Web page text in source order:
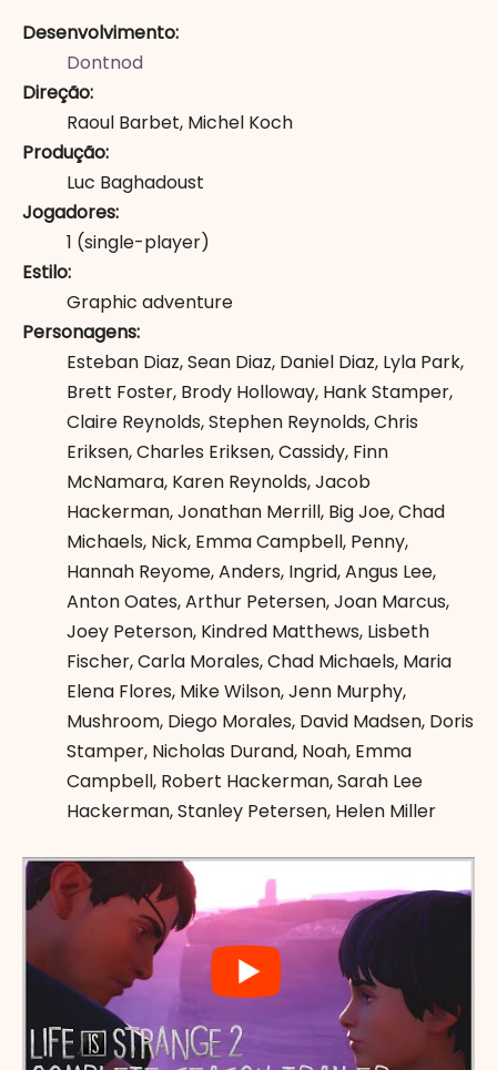
Desenvolvimento
Dontnod
Direção
Raoul Barbet, Michel Koch
Produção
Luc Baghadoust
Jogadores
1 (single-player)
Estilo
Graphic adventure
Personagens
Esteban Diaz,Sean Diaz, Daniel Diaz, Lyla Park,
Brett Foster, Brody Holloway, Hank Stamper,
Claire Reynolds,Stephen Reynolds,Chris
Eriksen,Charles Eriksen,Cassidy, Finn
McNamara, Karen Reynolds,Jacob
Hackerman,Jonathan Merrill, Big Joe,Chad
Michaels, Nick, Emma Campbell, Penny,
Hannah Reyome,Anders, Ingrid,Angus Lee,
Anton Oates,Arthur Petersen,Joan Marcus,
Joey Peterson, Kindred Matthews, Lisbeth
Fischer,Carla Morales,Chad Michaels, Maria
Elena Flores, Mike Wilson,Jenn Murphy,
Mushroom, Diego Morales, David Madsen, Doris
Stamper, Nicholas Durand, Noah, Emma
Campbell, Robert Hackerman,Sarah Lee
Hackerman,Stanley Petersen, Helen Miller